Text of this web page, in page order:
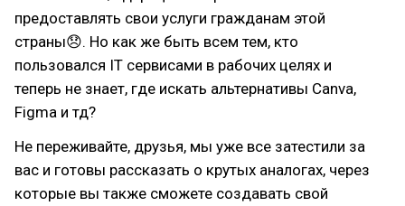
предоставлять свои услуги гражданам этой
страны😞. Но как же быть всем тем, кто
пользовался IT сервисами в рабочих целях и
теперь не знает, где искать альтернативы Canva,
Figma и тд?
Не переживайте, друзья, мы уже все затестили за
вас и готовы рассказать о крутых аналогах, через
которые вы также сможете создавать свой